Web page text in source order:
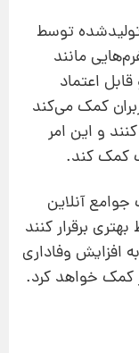
توسط
مانند
اعتماد
کمک می‌کند
و این امر
کمک کند.
جوامع آنلاین
بهتری برقرار کنند
افزایش وفاداری
کمک خواهد کرد.